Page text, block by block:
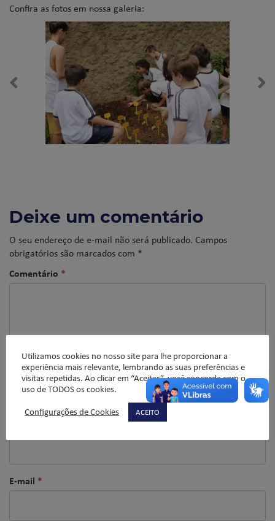
Confira as fotos em nossa galeria:
Deixe um comentário
O seu endereço de e-mail não será publicado. Campos
obrigatórios são marcados com *
Comentário *
E-mail *
Utilizamos cookies no nosso site para lhe proporcionar a
experiência mais relevante, lembrando as suas preferências e
visitas repetidas. Ao clicar em “Aceitar”, você concorda com o
uso de TODOS os cookies.
Configurações de Cookies
ACEITO